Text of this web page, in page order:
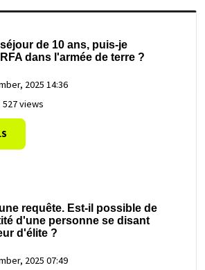
de 10 ans, puis-je
dans l'armée de terre ?
2025 14:36
527 views
requête. Est-il possible de
d'une personne se disant
d'élite ?
2025 07:49